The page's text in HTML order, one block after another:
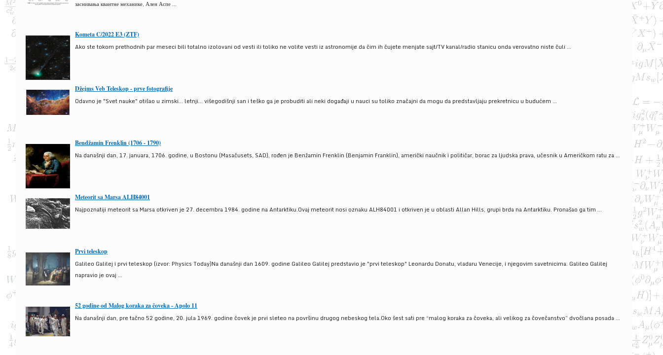
заснивања квантне механике, Ален Аспе ...
Kometa C/2022 E3 (ZTF)
Ako ste tokom prethodnih par meseci bili totalno izolovani od vesti ili toliko ne volite vesti iz astronomije da čim ih čujete menjate sajt/TV kanal/radio stanicu onda verovatno niste čuli ...
Džejms Veb Teleskop - prve fotografije
Odavno je "Svet nauke" otišao u zimski... letnji... višegodišnji san i teško ga je probuditi ali neki događaji u nauci su toliko značajni da mogu da predstavljaju prekretnicu u budućem ...
Bendžamin Frenklin (1706 - 1790)
Na današnji dan, 17. januara, 1706. godine, u Bostonu (Masačusets, SAD), rođen je Benžamin Frenklin (Benjamin Franklin), američki naučnik i političar, borac za ljudska prava, učesnik u Američkom ratu za ...
Meteorit sa Marsa ALH84001
Najpoznatiji meteorit sa Marsa otkriven je 27. decembra 1984. godine na Antarktiku.Ovaj meteorit nosi oznaku ALH84001 i otkriven je u oblasti Allan Hills, grupi brda na Antarktiku. Pronašao ga tim ...
Prvi teleskop
Galileo Galilej i prvi teleskop (izvor: Physics Today)Na današnji dan 1609. godine Galileo Galilej predstavio je "prvi teleskop" Leonardu Donatu, vladaru Venecije, i njegovim savetnicima. Galileo Galilej
napravio je ovaj ...
52 godine od Malog koraka za čoveka - Apolo 11
Na današnji dan, pre tačno 52 godine, 20. jula 1969. godine čovek je prvi sleteo na površinu drugog nebeskog tela.Oko šest sati pre “malog koraka za čoveka, ali velikog za čovečanstvo” dvočlana posada ...